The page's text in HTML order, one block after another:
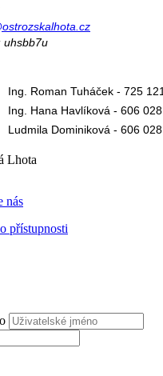
uhsbb7u
Ing. Roman Tuháček - 725
Ing. Hana Havlíková - 606 028
Ludmila Dominiková - 606 028
Lhota
nás
přístupnosti